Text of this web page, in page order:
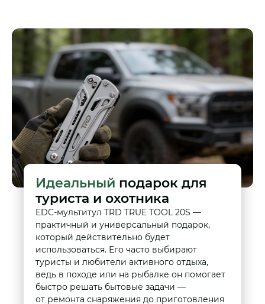
Идеальный подарок для
туриста и охотника
EDC-мультитул TRD TRUE TOOL 20S —
практичный и универсальный подарок,
который действительно будет
использоваться. Его часто выбирают
туристы и любители активного отдыха,
ведь в походе или на рыбалке он помогает
быстро решать бытовые задачи —
от ремонта снаряжения до приготовления